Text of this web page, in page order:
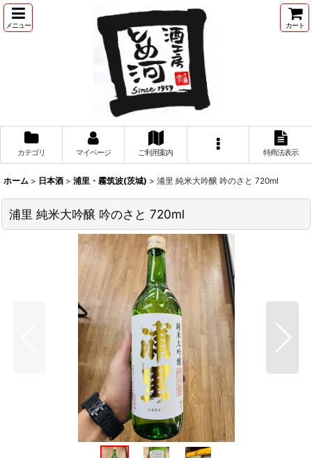
メニュー カート
カテゴリ マイページ ご利用案内 特商法表示
ホーム > 日本酒 > 浦里・霧筑波(茨城) > 浦里 純米大吟醸 吟のさと 720ml
浦里 純米大吟醸 吟のさと 720ml